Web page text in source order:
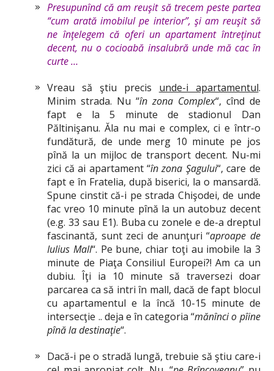
Presupunînd că am reuşit să trecem peste partea
“cum arată imobilul pe interior”, şi am reuşit să
ne înţelegem că oferi un apartament întreţinut
decent, nu o cocioabă insalubră unde mă cac în
curte …
Vreau să ştiu precis unde-i apartamentul.
Minim strada. Nu “în zona Complex“, cînd de
fapt e la 5 minute de stadionul Dan
Păltinişanu. Ăla nu mai e complex, ci e într-o
fundătură, de unde merg 10 minute pe jos
pînă la un mijloc de transport decent. Nu-mi
zici că ai apartament “în zona Şagului“, care de
fapt e în Fratelia, după biserici, la o mansardă.
Spune cinstit că-i pe strada Chişodei, de unde
fac vreo 10 minute pînă la un autobuz decent
(e.g. 33 sau E1). Buba cu zonele e de-a dreptul
fascinantă, sunt zeci de anunţuri “aproape de
Iulius Mall“. Pe bune, chiar toţi au imobile la 3
minute de Piaţa Consiliul Europei?! Am ca un
dubiu. Îţi ia 10 minute să traversezi doar
parcarea ca să intri în mall, dacă de fapt blocul
cu apartamentul e la încă 10-15 minute de
intersecţie .. deja e în categoria “mănînci o pîine
pînă la destinaţie“.
Dacă-i pe o stradă lungă, trebuie să ştiu care-i